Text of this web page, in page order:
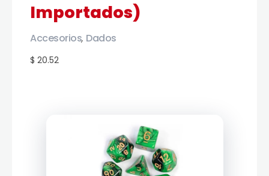
Importados)
$ 20.52
Accesorios, Dados